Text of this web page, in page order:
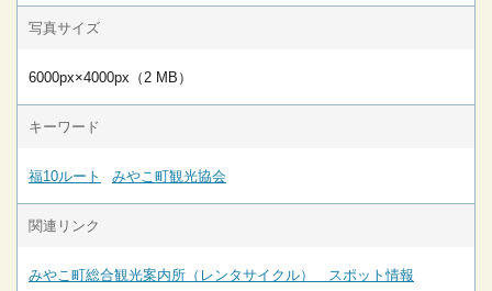
写真サイズ
6000px×4000px（2 MB）
キーワード
福10ルート みやこ町観光協会
関連リンク
みやこ町総合観光案内所（レンタサイクル） スポット情報